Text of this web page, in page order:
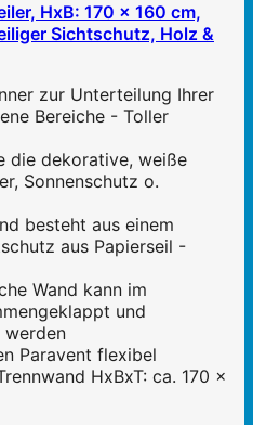
HxB: 170 x 160 cm,
Sichtschutz, Holz &
zur Unterteilung Ihrer
Bereiche - Toller
die dekorative, weiße
Sonnenschutz o.
besteht aus einem
aus Papierseil -
Wand kann im
und
werden
Paravent flexibel
HxBxT: ca. 170 x